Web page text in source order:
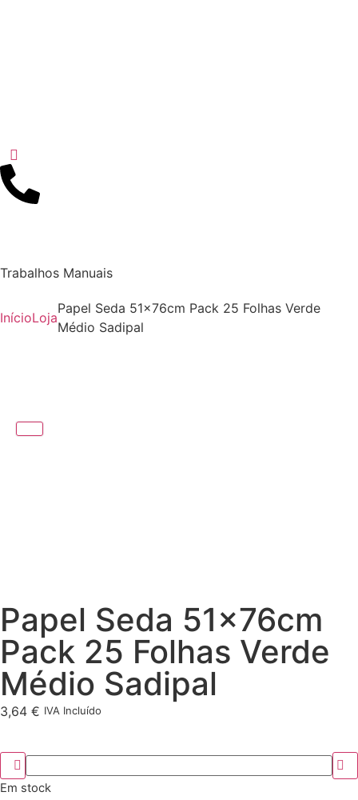
Trabalhos Manuais
InícioLoja
Papel Seda 51x76cm Pack 25 Folhas Verde
Médio Sadipal
Papel Seda 51x76cm
Pack 25 Folhas Verde
Médio Sadipal
3,64 € IVA Incluído
Em stock